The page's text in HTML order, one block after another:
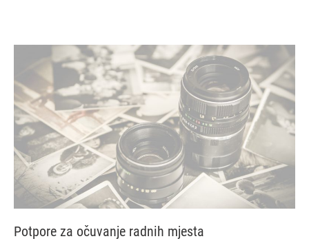
Potpore za očuvanje radnih mjesta